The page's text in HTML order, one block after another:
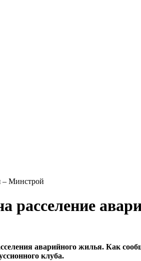
– Минстрой
расселение
аварийного жилья. Как
клуба.